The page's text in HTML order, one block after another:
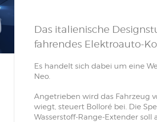
Das italienische
fahrendes Elektroauto-
Es handelt sich dabei um eine
Neo.
Angetrieben wird das Fahrzeug
wiegt, steuert Bolloré bei. Die
Wasserstoff-Range-Extender